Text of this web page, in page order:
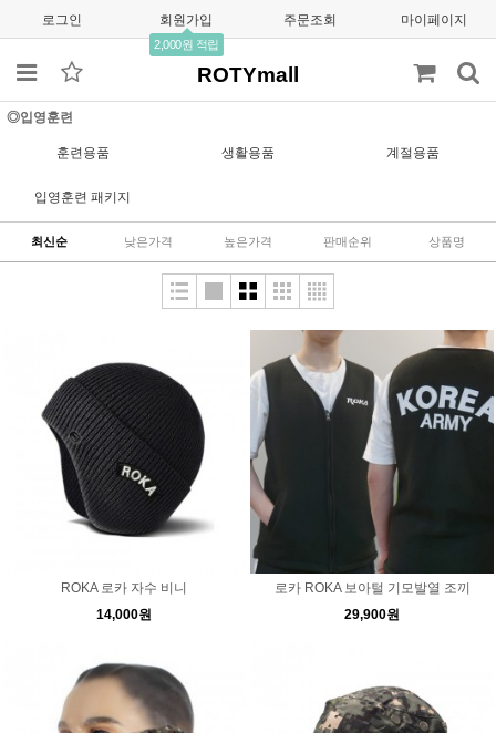
로그인 회원가입
2,000원 적립
주문조회 마이페이지
ROTYmall
◎입영훈련
훈련용품 생활용품 계절용품
입영훈련 패키지
최신순 낮은가격 높은가격 판매순위 상품명
ROKA 로카 자수 비니
14,000원
로카 ROKA 보아털 기모발열 조끼
29,900원